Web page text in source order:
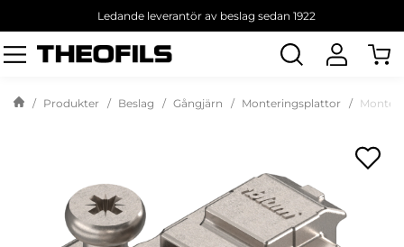
Ledande leverantör av beslag sedan 1922
Sök
produkt
Produkter Beslag Gångjärn Monteringsplattor